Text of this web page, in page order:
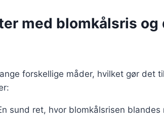
med blomkålsris og
forskellige måder, hvilket gør det
sund ret, hvor blomkålsrisen